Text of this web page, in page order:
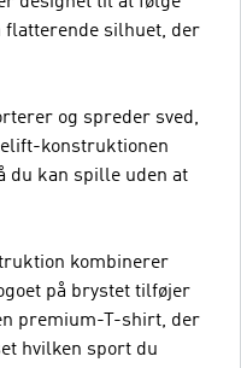
silhuet, der
og spreder sved,
konstruktionen
du kan spille uden at
kombinerer
på brystet tilføjer
premium-T-shirt, der
hvilken sport du